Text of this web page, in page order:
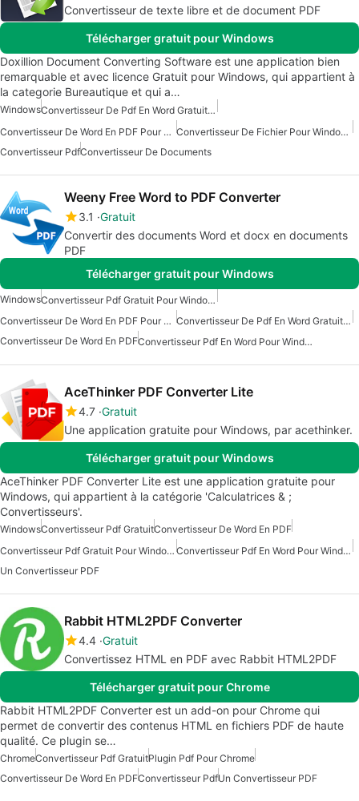
Convertisseur de texte libre et de document PDF
Télécharger gratuit pour Windows
Doxillion Document Converting Software est une application bien
remarquable et avec licence Gratuit pour Windows, qui appartient à
la categorie Bureautique et qui a…
Windows
Convertisseur De Pdf En Word Gratuit Pour Windows
Convertisseur De Word En PDF Pour Windows
Convertisseur De Fichier Pour Windows
Convertisseur PdfConvertisseur De Documents
Weeny Free Word to PDF Converter
3.1 Gratuit
Convertir des documents Word et docx en documents
PDF
Télécharger gratuit pour Windows
Windows
Convertisseur Pdf Gratuit Pour Windows 7
Convertisseur De Word En PDF Pour Windows
Convertisseur De Pdf En Word Gratuit Pour Windows
Convertisseur De Word En PDF
Convertisseur Pdf En Word Pour Windows
AceThinker PDF Converter Lite
4.7 Gratuit
Une application gratuite pour Windows, par acethinker.
Télécharger gratuit pour Windows
AceThinker PDF Converter Lite est une application gratuite pour
Windows, qui appartient à la catégorie 'Calculatrices & ;
Convertisseurs'.
WindowsConvertisseur Pdf GratuitConvertisseur De Word En PDF
Convertisseur Pdf Gratuit Pour Windows
Convertisseur Pdf En Word Pour Windows
Un Convertisseur PDF
Rabbit HTML2PDF Converter
4.4 Gratuit
Convertissez HTML en PDF avec Rabbit HTML2PDF
Télécharger gratuit pour Chrome
Rabbit HTML2PDF Converter est un add-on pour Chrome qui
permet de convertir des contenus HTML en fichiers PDF de haute
qualité. Ce plugin se…
ChromeConvertisseur Pdf GratuitPlugin Pdf Pour Chrome
Convertisseur De Word En PDFConvertisseur PdfUn Convertisseur PDF